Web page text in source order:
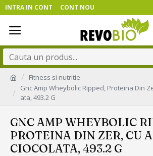
INTRA IN CONT CONT NOU
Fitness si nutritie
Gnc Amp Wheybolic Ripped, Proteina Din
ata, 493.2 G
GNC AMP WHEYBOLIC
PROTEINA DIN ZER, CU
CIOCOLATA, 493.2 G